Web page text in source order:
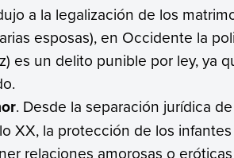
a la legalización de los
esposas), en Occidente la
es un delito punible por ley, ya
. Desde la separación jurídica
XX, la protección de los
relaciones amorosas o